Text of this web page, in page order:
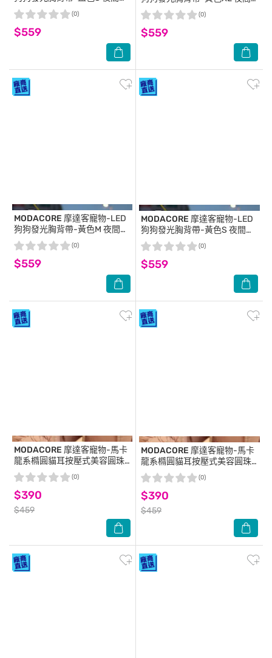
狗 免電池USB充電式 保護防撞
防走失
$559
(0)
遛狗 免電池USB充電式 保護防
撞防走失
$559
(0)
MODACORE 摩達客寵物-LED
狗狗發光胸背帶-黃色M 夜間遛
狗 免電池USB充電式 保護防撞
防走失
$559
(0)
MODACORE 摩達客寵物-LED
狗狗發光胸背帶-黃色S 夜間遛
狗 免電池USB充電式 保護防撞
防走失
$559
(0)
MODACORE 摩達客寵物-馬卡
龍系橢圓貓耳按壓式美容圓珠
針梳理毛梳-綠色/寵物梳浮毛
梳嚕貓嚕狗紓壓神器貓狗適用
$390
$459
(0)
MODACORE 摩達客寵物-馬卡
龍系橢圓貓耳按壓式美容圓珠
針梳理毛梳-白黃色/寵物梳浮
毛梳嚕貓嚕狗紓壓神器貓狗適
用
$390
$459
(0)